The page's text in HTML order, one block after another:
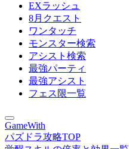
EXラッシュ
8月クエスト
ワンタッチ
モンスター検索
アシスト検索
最強パーティ
最強アシスト
フェス限一覧
GameWith
パズドラ攻略TOP